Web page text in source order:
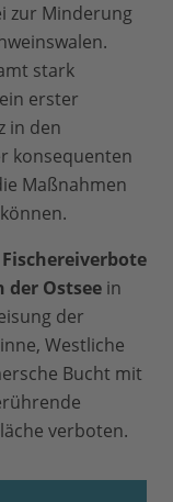
zur Minderung
stark
erster
in den
konsequenten
Maßnahmen
Fischereiverbote
der Ostsee in
der
Westliche
Bucht mit
verboten.